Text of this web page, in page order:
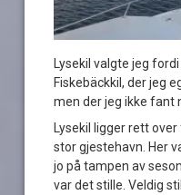
Lysekil valgte jeg
Fiskebäckkil, der jeg
men der jeg ikke fant
Lysekil ligger rett
stor gjestehavn. Her
jo på tampen av
var det stille. Veldig